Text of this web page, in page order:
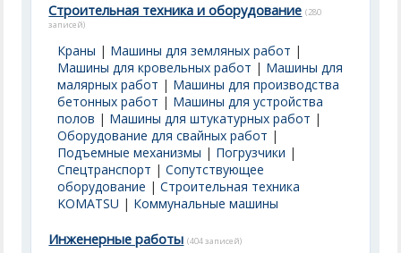
Строительная техника и оборудование (280
записей)
Краны | Машины для земляных работ |
Машины для кровельных работ | Машины для
малярных работ | Машины для производства
бетонных работ | Машины для устройства
полов | Машины для штукатурных работ |
Оборудование для свайных работ |
Подъемные механизмы | Погрузчики |
Спецтранспорт |Сопутствующее
оборудование |Строительная техника
KOMATSU | Коммунальные машины
Инженерные работы (404 записей)